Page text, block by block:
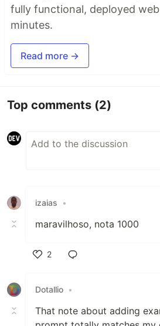
fully functional, deployed
minutes.
Read more →
Top comments (2)
izaias •
maravilhoso, nota 1000
2
Dotallio •
That note about adding